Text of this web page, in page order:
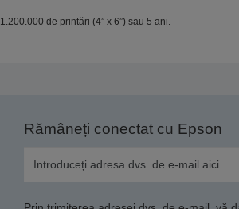
1.200.000 de printări (4” x 6”) sau 5 ani.
Rămâneți conectat cu Epson